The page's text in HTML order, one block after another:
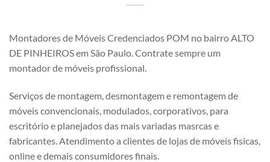
Montadores de Móveis Credenciados POM no bairro ALTO
DE PINHEIROS em São Paulo. Contrate sempre um
montador de móveis profissional.
Serviços de montagem, desmontagem e remontagem de
móveis convencionais, modulados, corporativos, para
escritório e planejados das mais variadas masrcas e
fabricantes. Atendimento a clientes de lojas de móveis fisicas,
online e demais consumidores finais.